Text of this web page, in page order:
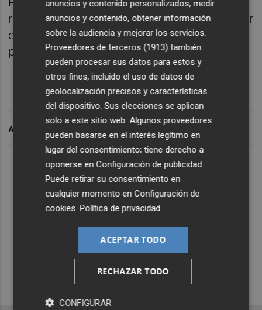
Lo Más Escuchado
Suscríbete al canal de
Whatsapp
Siempre al día de las últimas noticias
recomana algunes ferramentes per a millorar
el valencià, i també escoltem Maria Arnal
posar-li veu a uns versos d'Estellés.
ARCHIVADO EN
anuncios y contenido personalizados, medir
anuncios y contenido, obtener información
sobre la audiencia y mejorar los servicios.
Proveedores de terceros (1913) también
pueden procesar sus datos para estos y
otros fines, incluido el uso de datos de
geolocalización precisos y características
del dispositivo. Sus elecciones se aplican
solo a este sitio web. Algunos proveedores
pueden basarse en el interés legítimo en
lugar del consentimiento; tiene derecho a
oponerse enConfiguración de publicidad
Puede retirar su consentimiento en
cualquier momento enConfiguración de
cookies .Política de privacidad
ACEPTAR TODO
RECHAZAR TODO
CONFIGURAR